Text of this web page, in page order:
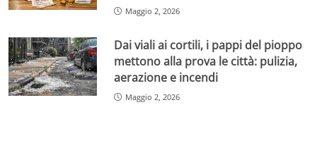
Maggio 2, 2026
Dai viali ai cortili, i pappi del pioppo
mettono alla prova le città: pulizia,
aerazione e incendi
Maggio 2, 2026